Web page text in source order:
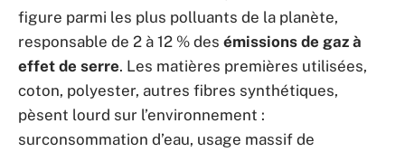
figure parmi les plus polluants de la planète,
responsable de 2 à 12 % des émissions de gaz à
effet de serre. Les matières premières utilisées,
coton, polyester, autres fibres synthétiques,
pèsent lourd sur l’environnement :
surconsommation d’eau, usage massif de